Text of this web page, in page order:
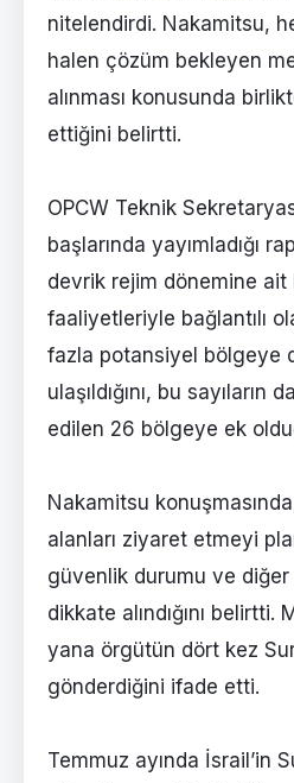
nitelendirdi. Nakamitsu,
halen çözüm bekleyen
alınması konusunda
ettiğini belirtti.
OPCW Teknik
başlarında yayımladığı
devrik rejim dönemine ait
faaliyetleriyle bağlantılı
fazla potansiyel bölgeye
ulaşıldığını, bu sayıların
edilen 26 bölgeye ek
Nakamitsu
alanları ziyaret etmeyi
güvenlik durumu ve diğer
dikkate alındığını belirtti.
yana örgütün dört kez
gönderdiğini ifade etti.
Temmuz ayında İsrail’in